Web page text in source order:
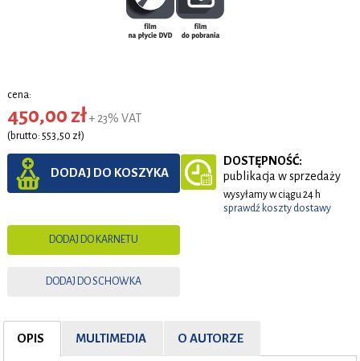
cena:
450,00 zł+ 23% VAT
(brutto: 553,50 zł)
DODAJ DO KOSZYKA
DODAJ DO KARNETU
DODAJ DO SCHOWKA
DOSTĘPNOŚĆ:
publikacja w sprzedaży
wysyłamy w ciągu 24 h
sprawdź koszty dostawy
OPIS MULTIMEDIA O AUTORZE